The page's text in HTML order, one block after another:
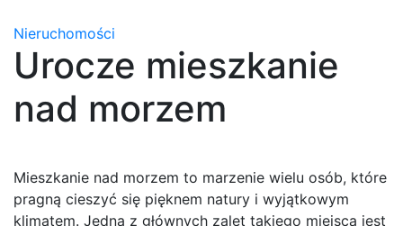
Nieruchomości
Urocze mieszkanie
nad morzem
Mieszkanie nad morzem to marzenie wielu osób, które
pragną cieszyć się pięknem natury i wyjątkowym
klimatem. Jedną z głównych zalet takiego miejsca jest